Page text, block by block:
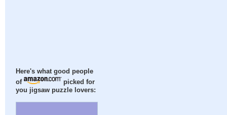
Here's what good people
of
picked for
you jigsaw puzzle lovers: